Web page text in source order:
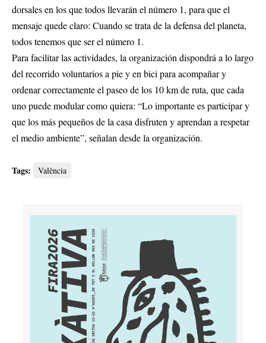
dorsales en los que todos llevarán el número 1, para que el
mensaje quede claro: Cuando se trata de la defensa del planeta,
todos tenemos que ser el número 1.
Para facilitar las actividades, la organización dispondrá a lo largo
del recorrido voluntarios a pie y en bici para acompañar y
ordenar correctamente el paseo de los 10 km de ruta, que cada
uno puede modular como quiera: “Lo importante es participar y
que los más pequeños de la casa disfruten y aprendan a respetar
el medio ambiente”, señalan desde la organización.
Tags: València